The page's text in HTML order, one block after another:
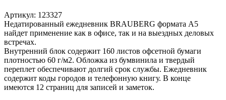
Артикул: 123327
Недатированный ежедневник BRAUBERG формата А5
найдет применение как в офисе, так и на выездных деловых
встречах.
Внутренний блок содержит 160 листов офсетной бумаги
плотностью 60 г/м2. Обложка из бумвинила и твердый
переплет обеспечивают долгий срок службы. Ежедневник
содержит коды городов и телефонную книгу. В конце
имеются 12 страниц для записей и заметок.